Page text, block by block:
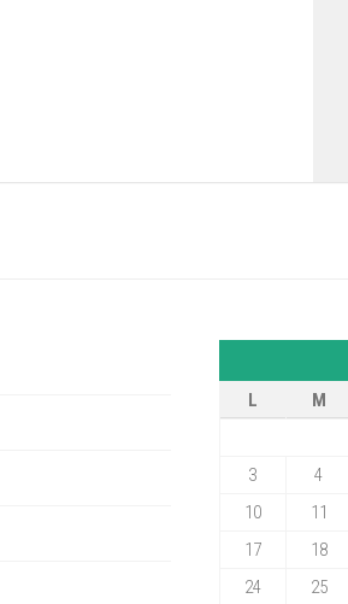
L
M
3
4
10
11
17
18
24
25